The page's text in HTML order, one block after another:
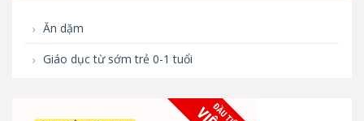
Ăn dặm
Giáo dục từ sớm trẻ 0-1 tuổi